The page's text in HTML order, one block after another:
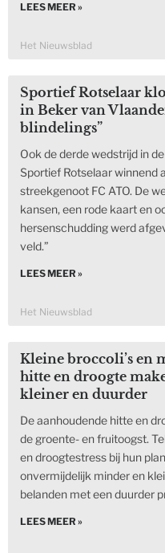
LEES MEER »
Het Nieuwsblad
Sportief Rotselaar
in Beker van
blindelings”
Ook de derde wedstrijd in
Sportief Rotselaar winnend
streekgenoot FC ATO. De
kansen, een rode kaart en
hersenschudding werd
veld.”
LEES MEER »
Het Nieuwsblad
Kleine broccoli’s en
hitte en droogte
kleiner en duurder
De aanhoudende hitte en
de groente- en fruitoogst.
en droogtestress bij hun
onvermijdelijk minder en
belanden met een duurder
LEES MEER »